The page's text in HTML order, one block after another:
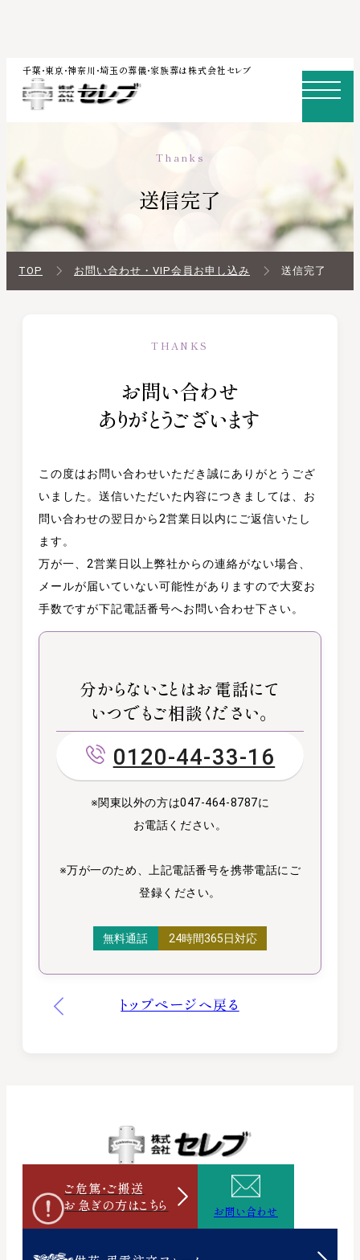
ッ
プ
千葉・東京・神奈川・埼玉の葬儀・家族葬は株式会社セレブ
Thanks
送信完了
TOP お問い合わせ・VIP会員お申し込み 送信完了
THANKS
お問い合わせ
ありがとうございます
この度はお問い合わせいただき誠にありがとうござ
いました。 送信いただいた内容につきましては、お
問い合わせの翌日から2営業日以内にご返信いたし
ます。
万が一、2営業日以上弊社からの連絡がない場合、
メールが届いていない可能性がありますので大変お
手数ですが下記電話番号へお問い合わせ下さい。
分からないことはお電話にて
いつでもご相談ください。
0120-44-33-16
※関東以外の方は047-464-8787に
お電話ください。
※万が一のため、上記電話番号を携帯電話にご
登録ください。
無料通話 24時間365日対応
トップページへ戻る
ご危篤・ご搬送
お急ぎの方はこちら お問い合わせ